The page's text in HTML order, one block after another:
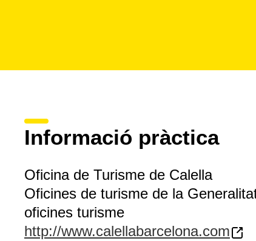
Informació pràctica
Oficina de Turisme de Calella
Oficines de turisme de la
oficines turisme
http://www.calellabarcelona.com